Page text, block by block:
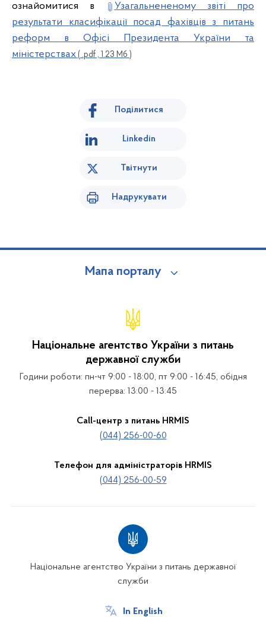
ознайомитися в
Узагальнененому звіті про
результати класифікації посад фахівців з питань
реформ в Офісі Президента України та
міністерствах ( .pdf , 1.23 Мб )
Поділитися
Linkedin
Твітнути
Надрукувати
Мапа порталу
Національне агентство України з питань
державної служби
Години роботи: пн-чт 9:00 - 18:00, пт 9:00 - 16:45, обідня
перерва: 13:00 - 13:45
Call-центр з питань HRMIS
(044) 256-00-60
Телефон для адміністраторів HRMIS
(044) 256-00-59
Національне агентство України з питань державної
служби
In English